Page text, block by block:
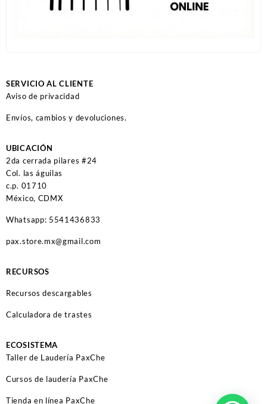
SERVICIO AL CLIENTE
Aviso de privacidad
Envíos, cambios y devoluciones.
UBICACIÓN
2da cerrada pilares #24
Col. las águilas
c.p. 01710
México, CDMX
Whatsapp: 5541436833
pax.store.mx@gmail.com
RECURSOS
Recursos descargables
Calculadora de trastes
ECOSISTEMA
Taller de Laudería PaxChe
Cursos de laudería PaxChe
Tienda en línea PaxChe